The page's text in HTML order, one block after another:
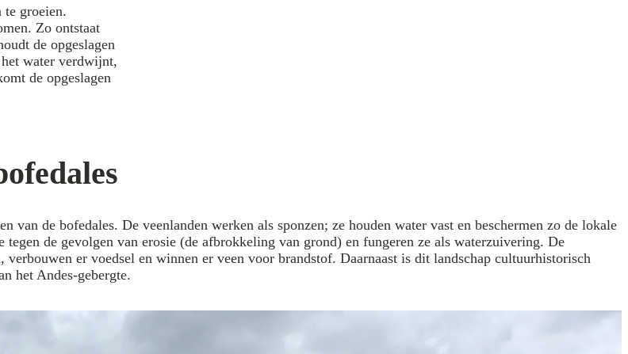
te groeien.
Zo ontstaat
de opgeslagen
water verdwijnt,
de opgeslagen
van de bofedales. De veenlanden werken als sponzen; ze houden water vast en beschermen zo de lokale
de gevolgen van erosie (de afbrokkeling van grond) en fungeren ze als waterzuivering. De
er voedsel en winnen er veen voor brandstof. Daarnaast is dit landschap cultuurhistorisch
het Andes-gebergte.